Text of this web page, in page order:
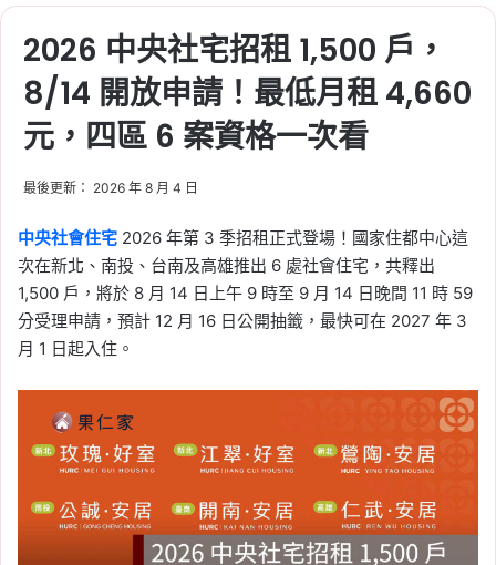
2026 中央社宅招租 1,500 戶，
8/14 開放申請！最低月租 4,660
元，四區 6 案資格一次看
最後更新： 2026 年 8 月 4 日
中央社會住宅 2026 年第 3 季招租正式登場！國家住都中心這
次在新北、南投、台南及高雄推出 6 處社會住宅，共釋出
1,500 戶，將於 8 月 14 日上午 9 時至 9 月 14 日晚間 11 時 59
分受理申請，預計 12 月 16 日公開抽籤，最快可在 2027 年 3
月 1 日起入住。